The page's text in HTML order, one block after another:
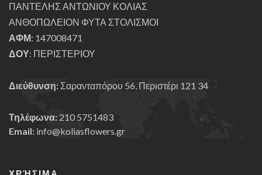
ΠΑΝΤΕΛΗΣ ΑΝΤΩΝΙΟΥ ΚΟΛΙΑΣ
ΑΝΘΟΠΩΛΕΙΟΝ ΦΥΤΑ ΣΤΟΛΙΣΜΟΙ
ΑΦΜ: 147008471
ΔΟΥ: ΠΕΡΙΣΤΕΡΙΟΥ
Διεύθυνση: Σαρανταπόρου 56, Περιστέρι 121 34
Τηλέφωνα: 210 5751483
Email: info@koliasflowers.gr